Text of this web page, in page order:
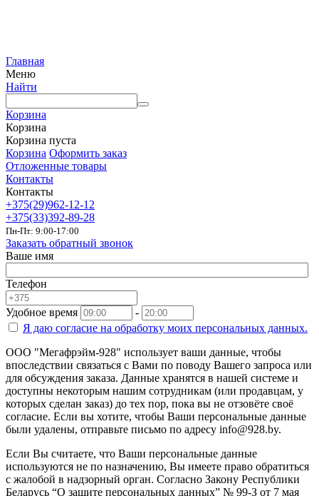
Главная
Меню
Найти
Корзина
Корзина
Корзина пуста
Корзина Оформить заказ
Отложенные товары
Контакты
Контакты
+375(29)962-12-12
+375(33)392-89-28
Пн-Пт: 9:00-17:00
Заказать обратный звонок
Ваше имя
Телефон
Удобное время
-
Я даю согласие на обработку моих персональных данных.
ООО "Мегафрэйм-928" использует ваши данные, чтобы
впоследствии связаться с Вами по поводу Вашего запроса или
для обсуждения заказа. Данные хранятся в нашей системе и
доступны некоторым нашим сотрудникам (или продавцам, у
которых сделан заказ) до тех пор, пока вы не отзовёте своё
согласие. Если вы хотите, чтобы Ваши персональные данные
были удалены, отправьте письмо по адресу info@928.by.
Если Вы считаете, что Ваши персональные данные
используются не по назначению, Вы имеете право обратиться
с жалобой в надзорный орган. Согласно Закону Республики
Беларусь “О защите персональных данных” № 99-З от 7 мая